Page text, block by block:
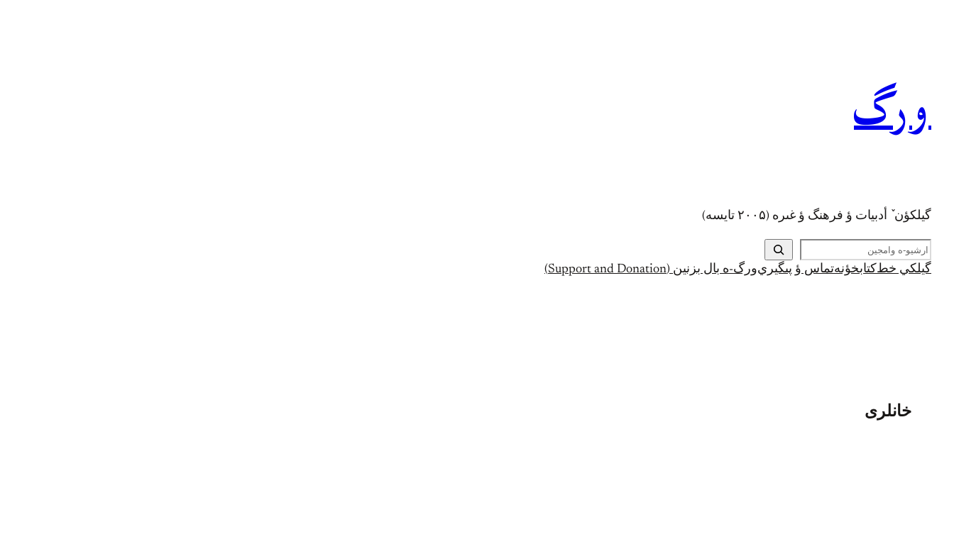
ورگ
گيلکؤن ٚ أدبیات ؤ فرهنگ ؤ غىره (۲۰۰۵ تايسه)
ج
س
تگيلکي خط کتابخؤنهتماس ؤ پىگيريورگ-ه بال بزنين (Support and Donation)
خانلری